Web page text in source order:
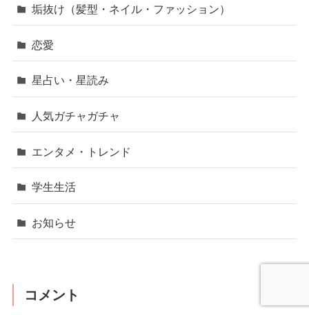
垢抜け（髪型・ネイル・ファッション）
恋愛
星占い・星読み
人気ガチャガチャ
エンタメ・トレンド
学生生活
お知らせ
コメント